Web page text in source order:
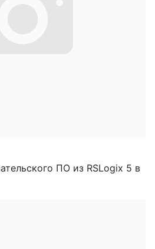
ПО из RSLogix 5 в